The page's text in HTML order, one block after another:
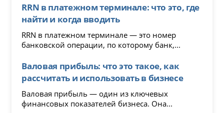
RRN в платежном терминале: что это, где
найти и когда вводить
RRN в платежном терминале — это номер
банковской операции, по которому банк,...
Валовая прибыль: что это такое, как
рассчитать и использовать в бизнесе
Валовая прибыль — один из ключевых
финансовых показателей бизнеса. Она...